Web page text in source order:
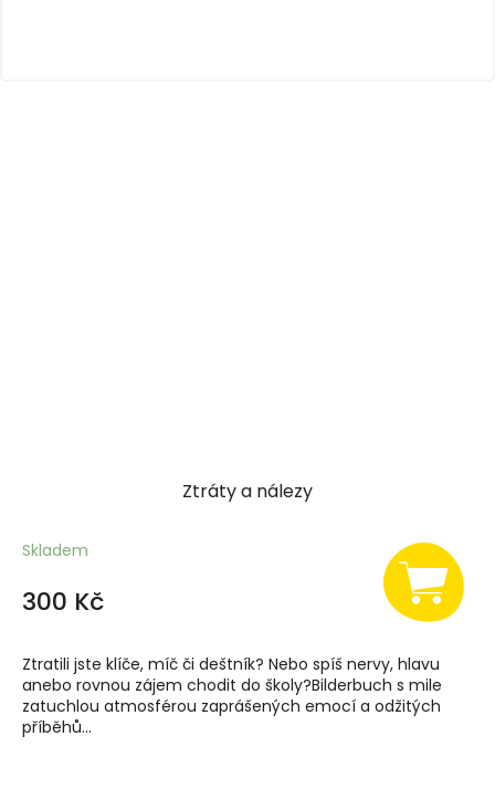
Ztráty a nálezy
Skladem
300 Kč
Ztratili jste klíče, míč či deštník? Nebo spíš nervy, hlavu
anebo rovnou zájem chodit do školy?Bilderbuch s mile
zatuchlou atmosférou zaprášených emocí a odžitých
příběhů...